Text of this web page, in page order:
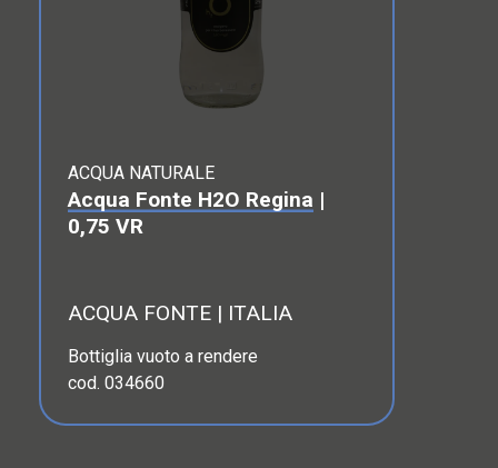
ACQUA NATURALE
Acqua Fonte H2O Regina |
0,75 VR
ACQUA FONTE | ITALIA
Bottiglia vuoto a rendere
cod. 034660